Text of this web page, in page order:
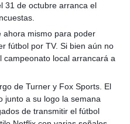
31 de octubre arranca el
ahora mismo para poder
fútbol por TV. Si bien aún no
campeonato local arrancará a
de Turner y Fox Sports. El
junto a su logo la semana
de transmitir el fútbol